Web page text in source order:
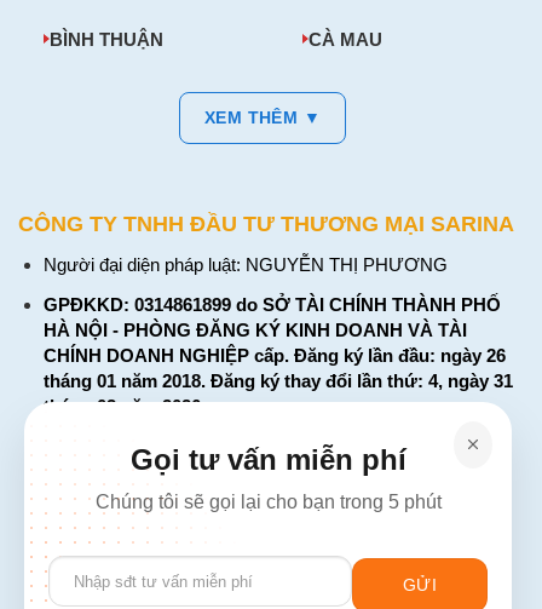
BÌNH THUẬN CÀ MAU
XEM THÊM ▼
CÔNG TY TNHH ĐẦU TƯ THƯƠNG MẠI SARINA
Người đại diện pháp luật: NGUYỄN THỊ PHƯƠNG
GPĐKKD: 0314861899 do SỞ TÀI CHÍNH THÀNH PHỐ
HÀ NỘI - PHÒNG ĐĂNG KÝ KINH DOANH VÀ TÀI
CHÍNH DOANH NGHIỆP cấp. Đăng ký lần đầu: ngày 26
tháng 01 năm 2018. Đăng ký thay đổi lần thứ: 4, ngày 31
tháng 03 năm 2026
226 Đường Láng, Đống Đa, Hà Nội
137 Đường Hòa Hưng, Phường 12, Quận 10, TP. Hồ Chí
Minh
Hotline: 1900 2106 - 0386 001 001
Email:Giaiphap3g@gmail.com
Gọi tư vấn miễn phí
Chúng tôi sẽ gọi lại cho bạn trong 5 phút
Please
leave